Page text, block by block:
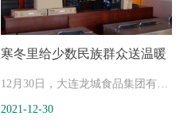
幸福感和获得感。由瓦房店市农业
农村局、瓦房店市妇女联合会、瓦
房店市文化和旅游局主办的以“振
兴我添彩，康乐向未来”为主题
寒冬里给少数民族群众送温暖
12月30日，大连龙城食品集团有限
公司在总经理戚世龙的带领下，冒
2021-12-30